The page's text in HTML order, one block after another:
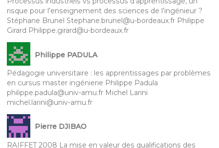
risque pour l’enseignement des sciences de l’ingénieur ?
Stéphane Brunel Stephane.brunel@u-bordeaux.fr Philippe
Girard Philippe.girard@u-bordeaux.fr
Philippe PADULA
Pédagogie universitaire : les apprentissages par problèmes
en cursus master ingénierie Philippe Padula
philippe.padula@univ-amu.fr Michel Larini
michel.larini@univ-amu.fr
Pierre DJIBAO
RAIFFET 2008 La mise en valeur des qualifications des